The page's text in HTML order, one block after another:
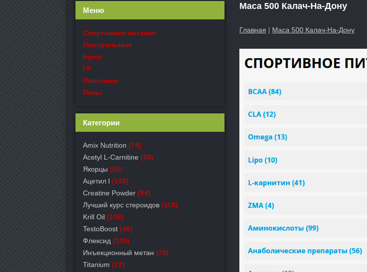
Maca 500 Калач-На-Дону
Главная | Maca 500 Калач-На-Дону
Меню
Спортивное питание
Пероральные
Inject
ГР
Липолики
Пепы
Категории
Amix Nutrition (74)
Acetyl L-Carnitine (38)
Якорцы (82)
Ацетил l (103)
Creatine Powder (94)
Лучший курс стероидов (118)
Krill Oil (108)
TestoBoost (46)
Флексид (105)
Инъекционный метан (70)
Titanium (72)